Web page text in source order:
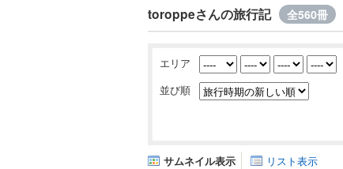
toroppeさんの旅行記 全560冊
エリア
並び順
サムネイル表示 リスト表示